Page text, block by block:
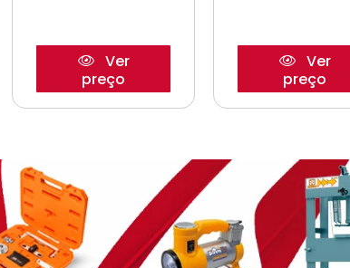
Ver
preço
Ver
preço